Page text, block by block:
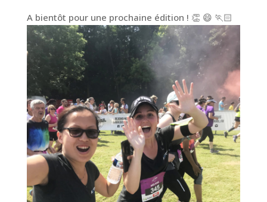
A bientôt pour une prochaine édition ! 👏 😄 🏃🏻